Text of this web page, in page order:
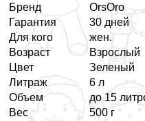
Бренд
OrsOro
Гарантия
30 дней
Для кого
жен.
Возраст
Взрослый
Цвет
Зеленый
Литраж
6 л
Объем
до 15
Вес
500 г